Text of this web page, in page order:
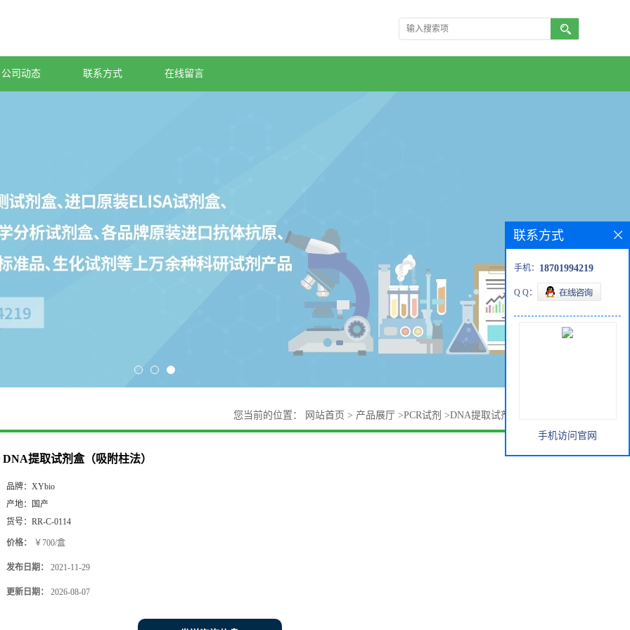
公司动态 联系方式 在线留言
您当前的位置： 网站首页 > 产品展厅 >PCR试剂 >DNA提取试剂盒（吸附柱法）
DNA提取试剂盒（吸附柱法）
品牌： XYbio
产地：
国产
货号： RR-C-0114
价格： ￥700/盒
发布日期： 2021-11-29
更新日期： 2026-08-07
联系方式
手机： 18701994219
Q Q：
手机访问官网